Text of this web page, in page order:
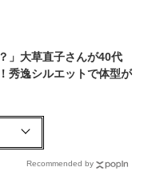
」大草直子さんが40代
秀逸シルエットで体型が
40代は【淡色ワンピ】
Recommended by